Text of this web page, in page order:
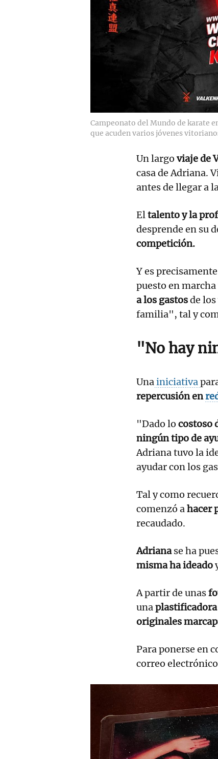
Campeonato del Mundo de karate
que acuden varios jóvenes
Un largo viaje de
casa de Adriana.
antes de llegar a
Eltalento y la
desprende en su
competición.
Y es
puesto en marcha
a los gastosde
familia", tal y
"No hay
Unainiciativa
repercusión en
"Dado lo costoso
ningún tipo de
Adriana tuvo la
ayudar con los
Tal y como
comenzó ahacer
recaudado.
Adrianase ha
misma ha ideado
A partir de unas
unaplastificadora
originales
Para ponerse en
correo